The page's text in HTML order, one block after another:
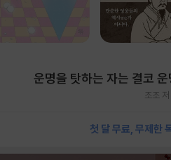
운명을 탓하는 자는 결코
조조 저
첫 달 무료, 무제한